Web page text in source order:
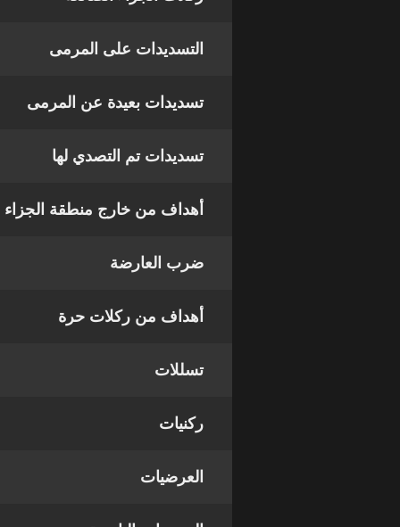
التسديدات على المرمى
تسديدات بعيدة عن المرمى
تسديدات تم التصدي لها
أهداف من خارج منطقة الجزاء
ضرب العارضة
أهداف من ركلات حرة
تسللات
ركنيات
العرضيات